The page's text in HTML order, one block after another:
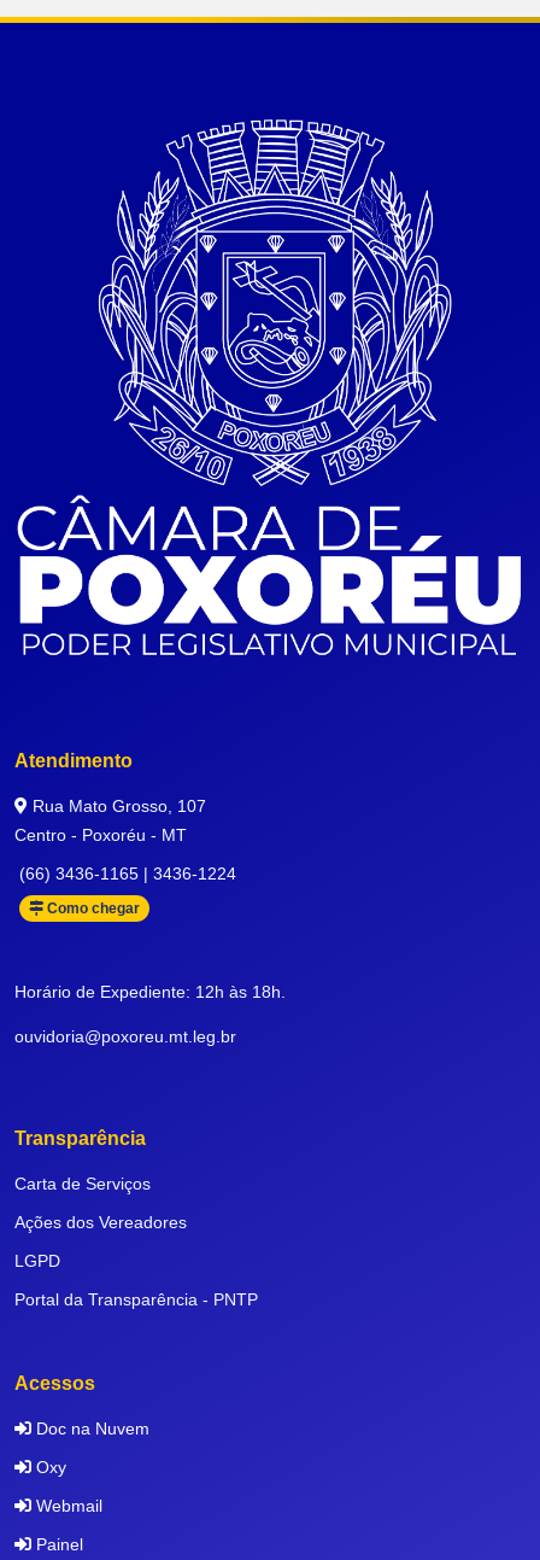
Atendimento
Rua Mato Grosso, 107
Centro - Poxoréu - MT
(66) 3436-1165 | 3436-1224
Como chegar
Horário de Expediente: 12h às 18h.
ouvidoria@poxoreu.mt.leg.br
Transparência
Carta de Serviços
Ações dos Vereadores
LGPD
Portal da Transparência - PNTP
Acessos
Doc na Nuvem
Oxy
Webmail
Painel